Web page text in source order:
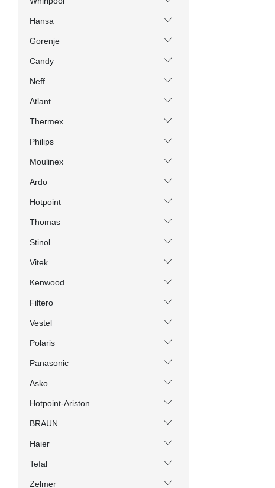
Hansa
Gorenje
Candy
Neff
Atlant
Thermex
Philips
Moulinex
Ardo
Hotpoint
Thomas
Stinol
Vitek
Kenwood
Filtero
Vestel
Polaris
Panasonic
Asko
Hotpoint-Ariston
BRAUN
Haier
Tefal
Zelmer